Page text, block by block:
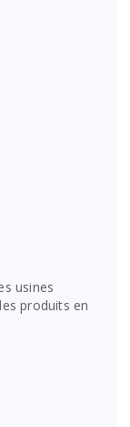
usines
produits en